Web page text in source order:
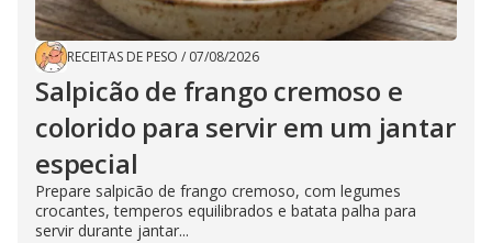
RECEITAS DE PESO / 07/08/2026
Salpicão de frango cremoso e
colorido para servir em um jantar
especial
Prepare salpicão de frango cremoso, com legumes
crocantes, temperos equilibrados e batata palha para
servir durante jantar...